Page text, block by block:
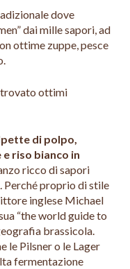
dove
dai mille sapori, ad
ottime zuppe, pesce
trovato ottimi
di polpo,
riso bianco in
ricco di sapori
proprio di stile
inglese Michael
“the world guide to
brassicola.
le Pilsner o le Lager
fermentazione